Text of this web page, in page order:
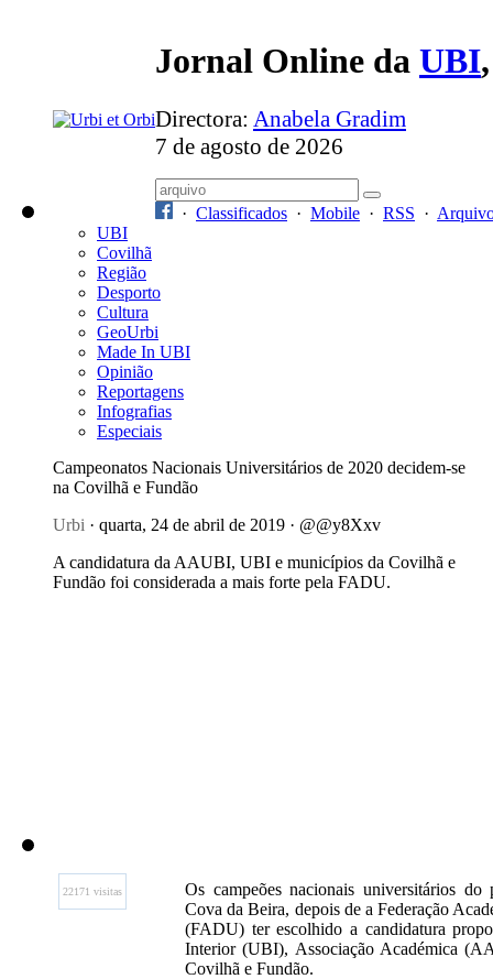
Jornal Online da UBI
Directora: Anabela Gradim
7 de agosto de 2026
· Classificados · Mobile · RSS ·
UBI
Covilhã
Região
Desporto
Cultura
GeoUrbi
Made In UBI
Opinião
Reportagens
Infografias
Especiais
Campeonatos Nacionais Universitários de 2020 decidem-se
na Covilhã e Fundão
Urbi · quarta, 24 de abril de 2019 · @@y8Xxv
A candidatura da AAUBI, UBI e municípios da Covilhã e
Fundão foi considerada a mais forte pela FADU.
22171 visitas
Os campeões nacionais universitários
Cova da Beira, depois de a Federação
(FADU) ter escolhido a candidatura
Interior (UBI), Associação Académica
Covilhã e Fundão.